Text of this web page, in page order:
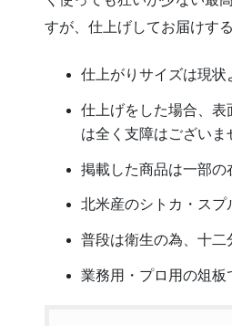
すが、仕上げしてお届けす
仕上がりサイズは現
仕上げをした場合、
は全く支障はございま
掲載した商品は一部
北米産のシトカ・ス
普段は衛生の為、十
業務用・プロ用の俎